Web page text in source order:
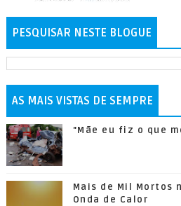
PESQUISAR NESTE BLOGUE
AS MAIS VISTAS DE SEMPRE
"Mãe eu fiz o que
Mais de Mil Mortos
Onda de Calor